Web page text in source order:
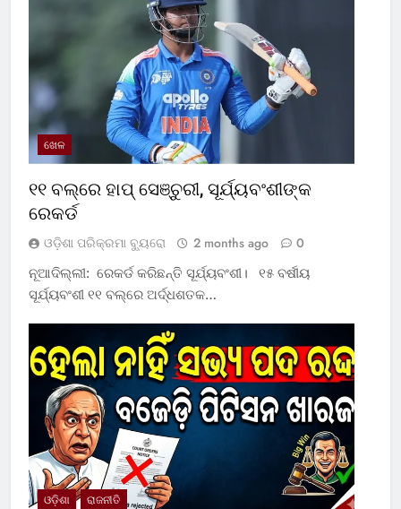
ଖେଳ
୧୧ ବଲ୍‌ରେ ହାପ୍ ସେଞ୍ଚୁରୀ, ସୂର୍ଯ୍ୟବଂଶୀଙ୍କ
ରେକର୍ଡ
ଓଡ଼ିଶା ପରିକ୍ରମା ବ୍ୟୁରୋ 2 months ago 0
ନୂଆଦିଲ୍ଲୀ: ରେକର୍ଡ କରିଛନ୍ତି ସୂର୍ଯ୍ୟବଂଶୀ। ୧୫ ବର୍ଷୀୟ
ସୂର୍ଯ୍ୟବଂଶୀ ୧୧ ବଲ୍‌ରେ ଅର୍ଦ୍ଧଶତକ…
ଓଡ଼ିଶା ରାଜନୀତି